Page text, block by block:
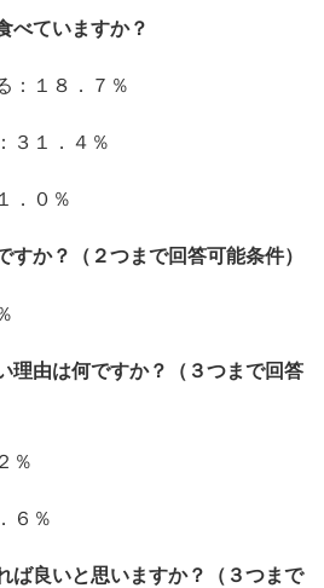
べていますか？
：１８．７％
３１．４％
．０％
すか？（２つまで回答可能条件）
理由は何ですか？（３つまで回答
％
６％
ば良いと思いますか？（３つまで